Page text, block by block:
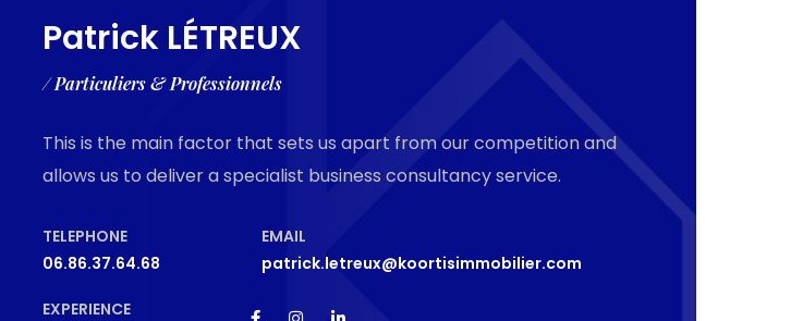
Patrick LÉTREUX
/ Particuliers & Professionnels
This is the main factor that sets us apart from our competition and
allows us to deliver a specialist business consultancy service.
TELEPHONE
06.86.37.64.68
EMAIL
patrick.letreux@koortisimmobilier.com
EXPERIENCE